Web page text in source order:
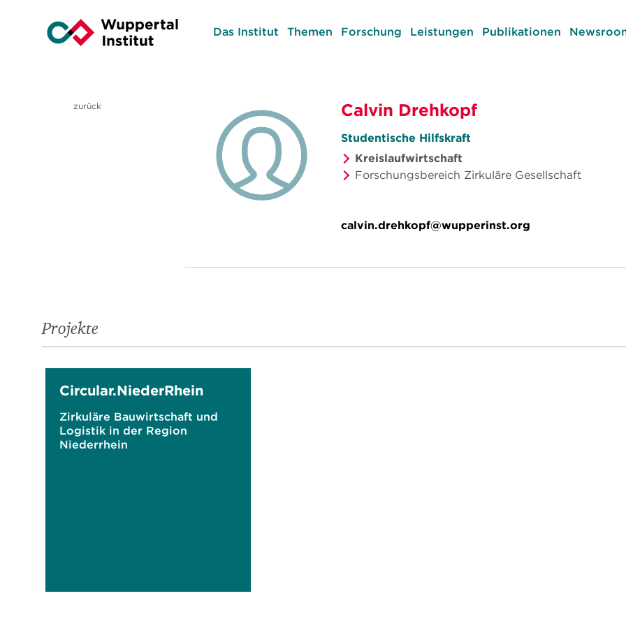
Das Institut Themen Forschung Leistungen Publikationen
zurück Calvin Drehkopf
Studentische Hilfskraft
Kreislaufwirtschaft
Forschungsbereich Zirkuläre Gesellschaft
calvin.drehkopf@wupperinst.org
Projekte
Circular.NiederRhein
Zirkuläre Bauwirtschaft und
Logistik in der Region
Niederrhein